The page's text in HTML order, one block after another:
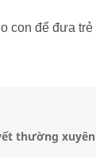
con để đưa
thường xuyên